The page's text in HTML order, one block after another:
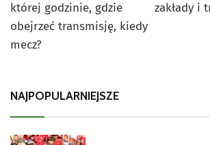
której godzinie, gdzie
obejrzeć transmisję, kiedy
mecz?
zakłady i
NAJPOPULARNIEJSZE